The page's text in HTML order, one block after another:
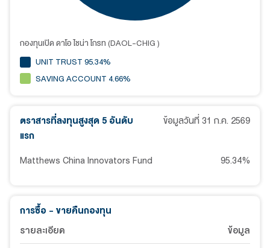
กองทุนเปิด ดาโอ ไชน่า โกรท (DAOL-CHIG )
UNIT TRUST 95.34%
SAVING ACCOUNT 4.66%
ตราสารที่ลงทุนสูงสุด 5 อันดับ
แรก
ข้อมูลวันที่ 31 ก.ค. 2569
Matthews China Innovators Fund 95.34%
การซื้อ - ขายคืนกองทุน
รายละเอียด
ข้อมูล